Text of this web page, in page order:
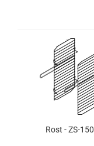
Rost - ZS-150